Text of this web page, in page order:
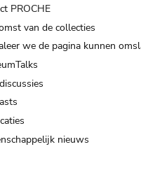
PROCHE
van de collecties
we de pagina kunnen
nieuws